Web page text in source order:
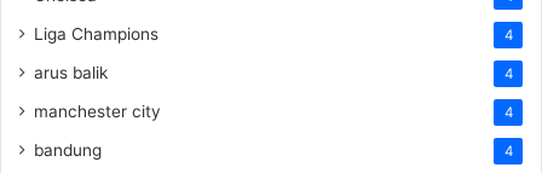
Liga Champions 4
arus balik 4
manchester city 4
bandung 4